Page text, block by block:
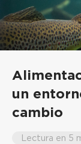
un
cambio
Lectura en 5